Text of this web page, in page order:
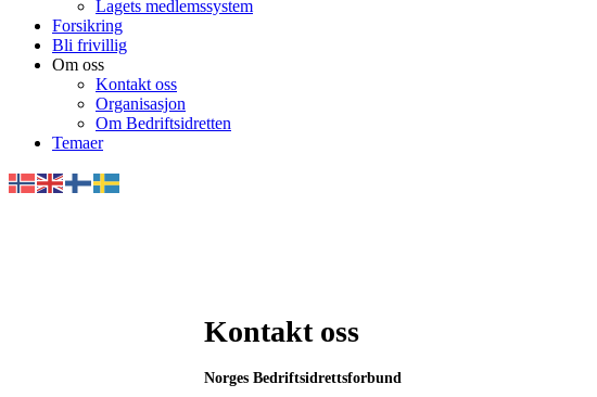
Lagets medlemssystem
Forsikring
Bli frivillig
Om oss
Kontakt oss
Organisasjon
Om Bedriftsidretten
Temaer
Kontakt oss
Norges Bedriftsidrettsforbund